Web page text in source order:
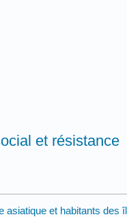
et résistance
asiatique et habitants des